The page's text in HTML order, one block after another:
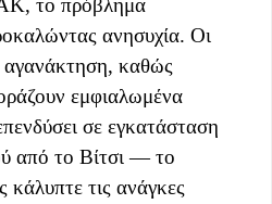
το πρόβλημα
ανησυχία. Οι
αγανάκτηση, καθώς
εμφιαλωμένα
σε εγκατάσταση
από το Βίτσι — το
κάλυπτε τις ανάγκες